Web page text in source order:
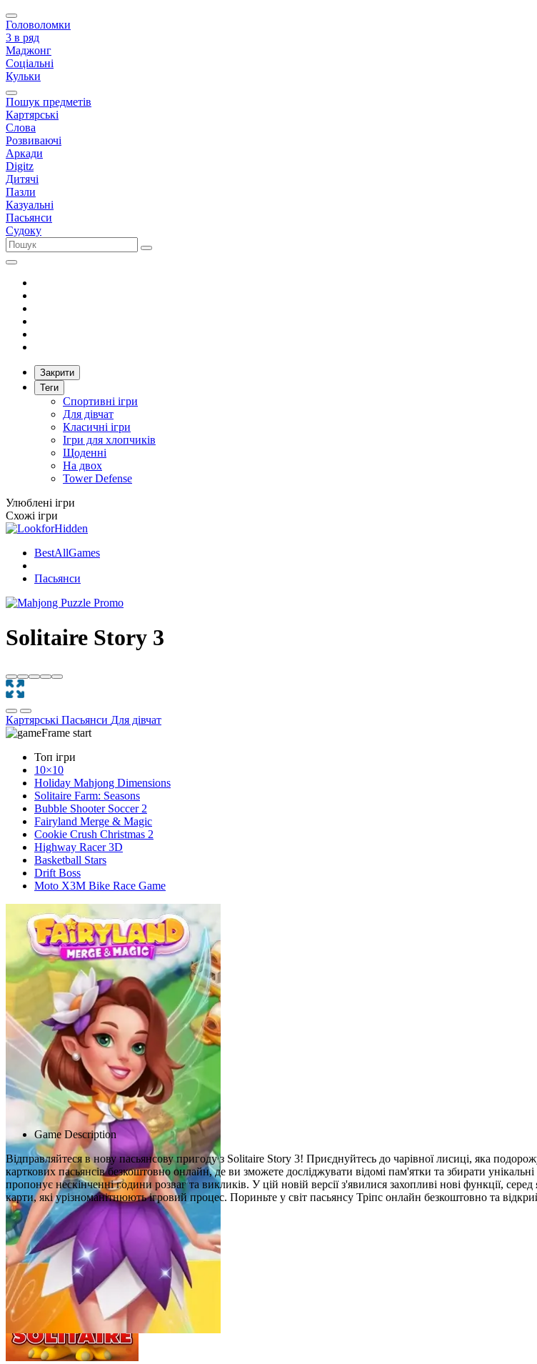
Головоломки
3 в ряд
Маджонг
Соціальні
Кульки
Пошук предметів
Картярські
Слова
Розвиваючі
Аркади
Digitz
Дитячі
Пазли
Казуальні
Пасьянси
Судоку
Закрити
Теги
Спортивні ігри
Для дівчат
Класичні ігри
Ігри для хлопчиків
Щоденні
На двох
Tower Defense
Улюблені ігри
Схожі ігри
BestAllGames
Пасьянси
Solitaire Story 3
Картярські Пасьянси Для дівчат
Топ ігри
10×10
Holiday Mahjong Dimensions
Solitaire Farm: Seasons
Bubble Shooter Soccer 2
Fairyland Merge & Magic
Cookie Crush Christmas 2
Highway Racer 3D
Basketball Stars
Drift Boss
Moto X3M Bike Race Game
Advertisement
Game Description
Відправляйтеся в нову пасьянсову пригоду з Solitaire Story 3! Приєднуйтесь до чарівної лисиці, яка
карткових пасьянсів безкоштовно онлайн, де ви зможете досліджувати відомі пам'ятки та збирати
пропонує нескінченні години розваг та викликів. У цій новій версії з'явилися захопливі нові функції,
карти, які урізноманітнюють ігровий процес. Пориньте у світ пасьянсу Тріпс онлайн безкоштовно та
Схожі ігри